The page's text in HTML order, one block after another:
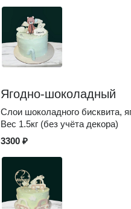
Ягодно-шоколадный
Слои шоколадного бисквита,
Вес 1.5кг (без учёта декора)
3300 ₽